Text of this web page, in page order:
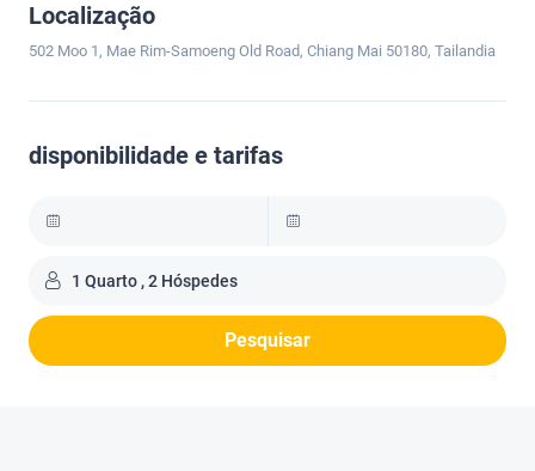
Localização
502 Moo 1, Mae Rim-Samoeng Old Road, Chiang Mai 50180, Tailandia
disponibilidade e tarifas
1 Quarto , 2 Hóspedes
Pesquisar